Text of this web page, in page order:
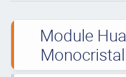
Module